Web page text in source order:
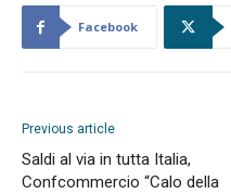
Facebook
Previous article
Saldi al via in tutta Italia,
Confcommercio “Calo della